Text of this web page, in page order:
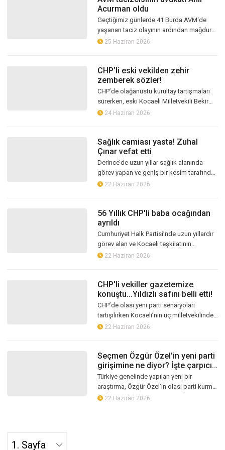
Acurman oldu
Geçtiğimiz günlerde 41 Burda AVM'de
yaşanan taciz olayının ardından mağdur
Nurbanu Durmaz, B.D'nin avukatlığını
25 Haziran 2026
CHP’li eski vekilden zehir
zemberek sözler!
CHP’de olağanüstü kurultay tartışmaları
sürerken, eski Kocaeli Milletvekili Bekir
Yurdagül’den dikkat çeken bir çıkış geldi.
24 Haziran 2026
Sağlık camiası yasta! Zuhal
Çınar vefat etti
Derince’de uzun yıllar sağlık alanında
görev yapan ve geniş bir kesim tarafından
“Zuhal Ebe” olarak tanınan Zuhal Çınar’ın
22 Haziran 2026
56 Yıllık CHP'li baba ocağından
ayrıldı
Cumhuriyet Halk Partisi’nde uzun yıllardır
görev alan ve Kocaeli teşkilatının
yakından tanıdığı isimlerden Zihni Tosun,
22 Haziran 2026
CHP'li vekiller gazetemize
konuştu...Yıldızlı safını belli etti!
CHP’de olası yeni parti senaryoları
tartışılırken Kocaeli’nin üç milletvekilinden
gazetemize dikkat çeken açıklamalar
22 Haziran 2026
Seçmen Özgür Özel’in yeni parti
girişimine ne diyor? İşte çarpıcı
anket sonuçları!
Türkiye genelinde yapılan yeni bir
araştırma, Özgür Özel’in olası parti kurma
fikrine toplumun ikiye bölündüğünü
22 Haziran 2026